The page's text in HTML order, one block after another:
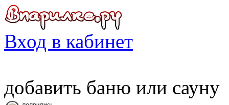
Вход в кабинет
добавить баню или сауну